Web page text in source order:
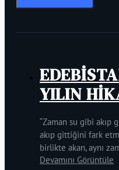
YILIN
“Zaman su gibi akıp
akıp gittiğini fark
birlikte akan, aynı
Devamını Görüntüle